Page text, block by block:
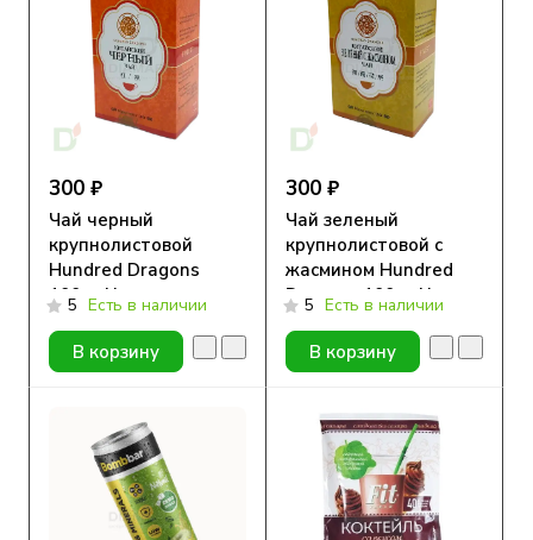
300 ₽
Чай черный
крупнолистовой
Hundred Dragons
100гр New
5 Есть в наличии
В корзину
300 ₽
Чай зеленый
крупнолистовой с
жасмином Hundred
Dragons 100гр New
5 Есть в наличии
В корзину